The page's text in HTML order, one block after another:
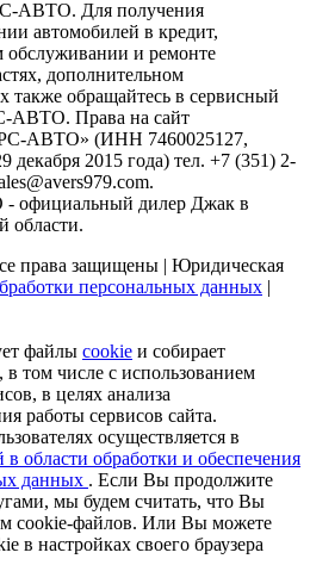
АВТО. Для получения
автомобилей в кредит,
обслуживании и ремонте
дополнительном
также обращайтесь в сервисный
АВТО. Права на сайт
АВТО» (ИНН 7460025127,
декабря 2015 года) тел. +7 (351) 2-
официальный дилер Джак в
области.
права защищены | Юридическая
персональных данных |
файлы cookie и собирает
в том числе с использованием
в целях анализа
работы сервисов сайта.
осуществляется в
области обработки и обеспечения
данных . Если Вы продолжите
мы будем считать, что Вы
cookie-файлов. Или Вы можете
в настройках своего браузера